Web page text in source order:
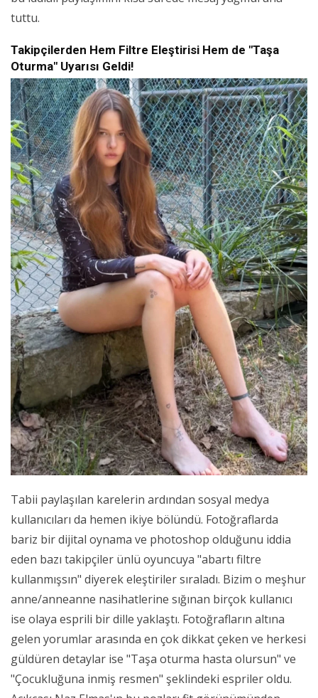
tuttu.
Takipçilerden Hem Filtre Eleştirisi Hem de "Taşa
Oturma" Uyarısı Geldi!
Tabii paylaşılan karelerin ardından sosyal medya
kullanıcıları da hemen ikiye bölündü. Fotoğraflarda
bariz bir dijital oynama ve photoshop olduğunu iddia
eden bazı takipçiler ünlü oyuncuya "abartı filtre
kullanmışsın" diyerek eleştiriler sıraladı. Bizim o meşhur
anne/anneanne nasihatlerine sığınan birçok kullanıcı
ise olaya esprili bir dille yaklaştı. Fotoğrafların altına
gelen yorumlar arasında en çok dikkat çeken ve herkesi
güldüren detaylar ise "Taşa oturma hasta olursun" ve
"Çocukluğuna inmiş resmen" şeklindeki espriler oldu.